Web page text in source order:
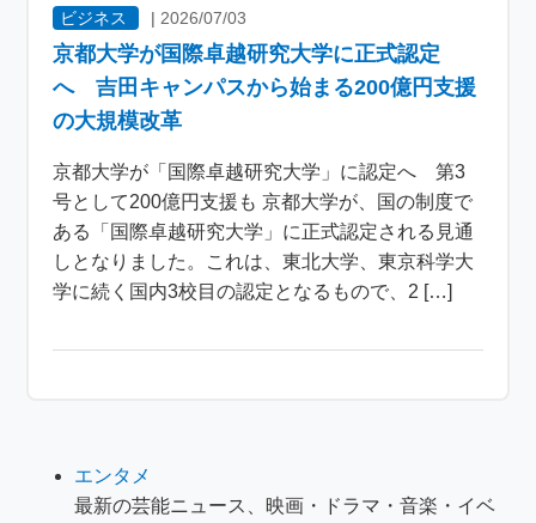
ビジネス | 2026/07/03
京都大学が国際卓越研究大学に正式認定
へ 吉田キャンパスから始まる200億円支援
の大規模改革
京都大学が「国際卓越研究大学」に認定へ 第3
号として200億円支援も 京都大学が、国の制度で
ある「国際卓越研究大学」に正式認定される見通
しとなりました。これは、東北大学、東京科学大
学に続く国内3校目の認定となるもので、2 […]
エンタメ
最新の芸能ニュース、映画・ドラマ・音楽・イベ